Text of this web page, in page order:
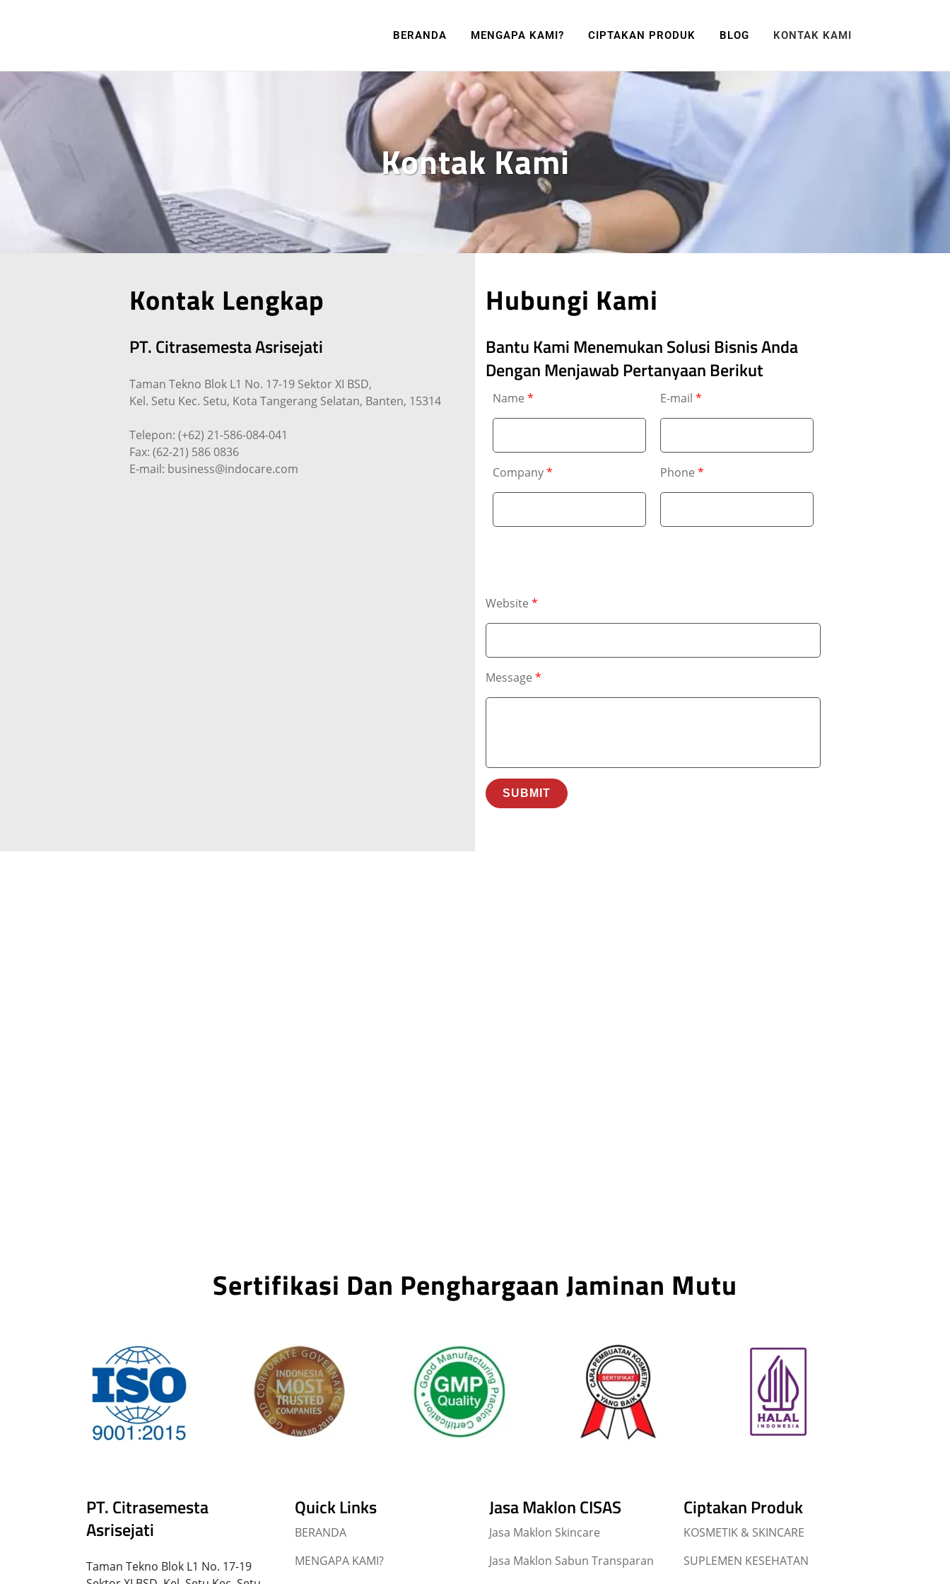
BERANDA MENGAPA KAMI? CIPTAKAN PRODUK BLOG KONTAK KAMI
Kontak Kami
Kontak Lengkap
PT. Citrasemesta Asrisejati
Taman Tekno Blok L1 No. 17-19 Sektor XI BSD,
Kel. Setu Kec. Setu, Kota Tangerang Selatan, Banten, 15314
Telepon: (+62) 21-586-084-041
Fax: (62-21) 586 0836
E-mail: business@indocare.com
Hubungi Kami
Bantu Kami Menemukan Solusi Bisnis Anda
Dengan Menjawab Pertanyaan Berikut
Name *
Company*
E-mail *
Phone *
Website *
Message *
Sertifikasi Dan Penghargaan Jaminan Mutu
PT. Citrasemesta
Asrisejati
Taman Tekno Blok L1 No. 17-19
Quick Links
BERANDA
MENGAPA KAMI?
Jasa Maklon CISAS
Jasa Maklon Skincare
Jasa Maklon Sabun Transparan
Ciptakan Produk
KOSMETIK & SKINCARE
SUPLEMEN KESEHATAN